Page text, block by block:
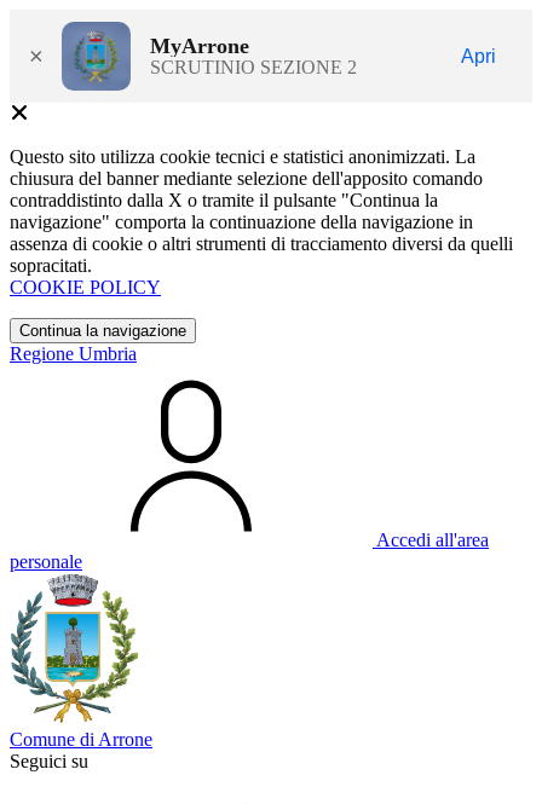
× MyArrone
SCRUTINIO SEZIONE 2
Apri
Questo sito utilizza cookie tecnici e statistici anonimizzati. La
chiusura del banner mediante selezione dell'apposito comando
contraddistinto dalla X o tramite il pulsante "Continua la
navigazione" comporta la continuazione della navigazione in
assenza di cookie o altri strumenti di tracciamento diversi da quelli
sopracitati.
COOKIE POLICY
Continua la navigazione
Regione Umbria
Accedi all'area
personale
Comune di Arrone
Seguici su